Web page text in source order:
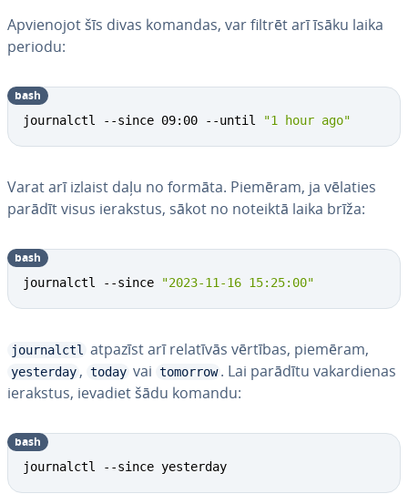
Ap­vie­no­jot šīs divas komandas, var filtrēt arī īsāku laika
periodu:
journalctl --since 09:00 --until "1 hour ago"
bash
Varat arī izlaist daļu no formāta. Piemēram, ja vēlaties
parādīt visus ierakstus, sākot no noteiktā laika brīža:
journalctl --since "2023-11-16 15:25:00"
bash
journalctl atpazīst arī relatīvās vērtības, piemēram,
yesterday , today vai tomorrow . Lai parādītu va­kar­die­nas
ierakstus, ievadiet šādu komandu:
journalctl --since yesterday
bash